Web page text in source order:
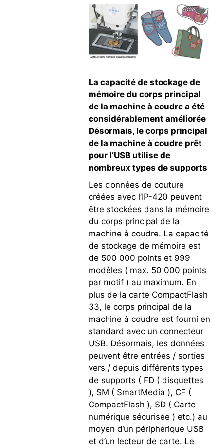
La capacité de stockage de
mémoire du corps principal
de la machine à coudre a été
considérablement améliorée
Désormais, le corps principal
de la machine à coudre prêt
pour l’USB utilise de
nombreux types de supports
Les données de couture
créées avec l’IP-420 peuvent
être stockées dans la mémoire
du corps principal de la
machine à coudre. La capacité
de stockage de mémoire est
de 500 000 points et 999
modèles ( max. 50 000 points
par motif ) au maximum. En
plus de la carte CompactFlash
33, le corps principal de la
machine à coudre est fourni en
standard avec un connecteur
USB. Désormais, les données
peuvent être entrées / sorties
vers / depuis différents types
de supports ( FD ( disquettes
), SM ( SmartMedia ), CF (
CompactFlash ), SD ( Carte
numérique sécurisée ) etc.) au
moyen d’un périphérique USB
et d’un lecteur de carte. Le